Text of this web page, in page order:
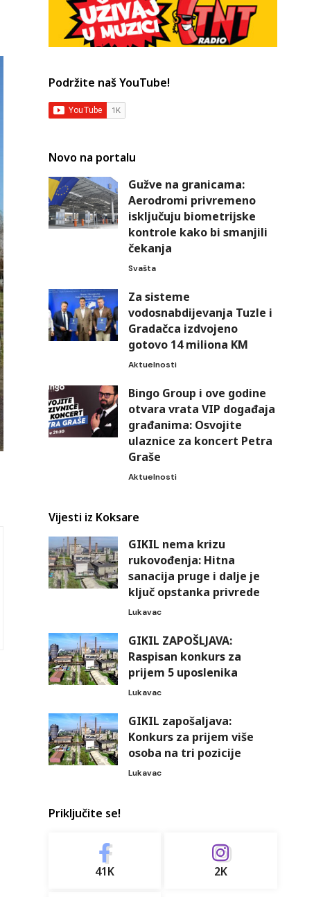
Podržite naš YouTube!
Novo na portalu
Gužve na granicama:
Aerodromi privremeno
isključuju biometrijske
kontrole kako bi smanjili
čekanja
Svašta
Za sisteme
vodosnabdijevanja Tuzle i
Gradačca izdvojeno
gotovo 14 miliona KM
Aktuelnosti
Bingo Group i ove godine
otvara vrata VIP događaja
građanima: Osvojite
ulaznice za koncert Petra
Graše
Aktuelnosti
Vijesti iz Koksare
GIKIL nema krizu
rukovođenja: Hitna
sanacija pruge i dalje je
ključ opstanka privrede
Lukavac
GIKIL ZAPOŠLJAVA:
Raspisan konkurs za
prijem 5 uposlenika
Lukavac
GIKIL zapošaljava:
Konkurs za prijem više
osoba na tri pozicije
Lukavac
Priključite se!
41K 2K